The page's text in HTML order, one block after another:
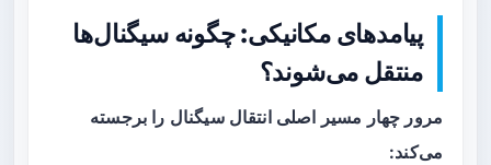
پیامدهای مکانیکی: چگونه سیگنال‌ها
منتقل می‌شوند؟
مرور چهار مسیر اصلی انتقال سیگنال را برجسته
می‌کند: